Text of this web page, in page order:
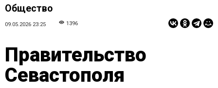
Общество
09.05.2026 23:25 1396
Правительство
Севастополя